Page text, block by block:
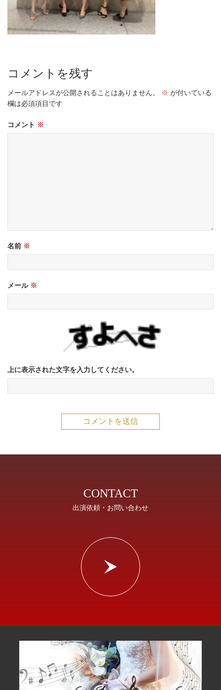
コメントを残す
メールアドレスが公開されることはありません。 ※ が付いている
欄は必須項目です
コメント ※
名前 ※
メール ※
上に表示された文字を入力してください。
CONTACT
出演依頼・お問い合わせ